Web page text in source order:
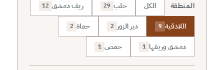
المنطقة الكل حلب 29 ريف دمشق 12
اللاذقية 9 دير الزور 2 حماة 2
دمشق وريفها 1 حمص 1